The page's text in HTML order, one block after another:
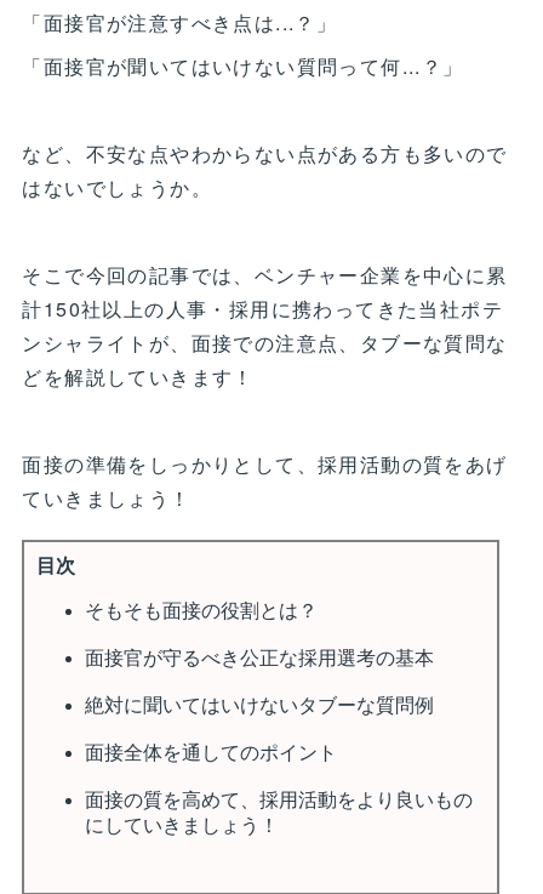
「面接官が注意すべき点は...？」
「面接官が聞いてはいけない質問って何...？」
など、不安な点やわからない点がある方も多いので
はないでしょうか。
そこで今回の記事では、ベンチャー企業を中心に累
計150社以上の人事・採用に携わってきた当社ポテ
ンシャライトが、面接での注意点、タブーな質問な
どを解説していきます！
面接の準備をしっかりとして、採用活動の質をあげ
ていきましょう！